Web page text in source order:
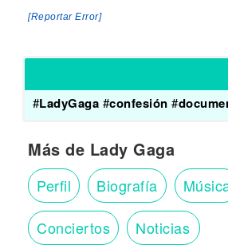
[Reportar Error]
#LadyGaga #confesión #
Más de Lady Gaga
Perfil Biografía
Conciertos Noticias